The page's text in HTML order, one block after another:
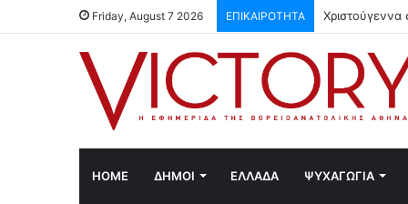
Friday, August 7 2026 ΕΠΙΚΑΙΡΟΤΗΤΑ Χριστούγεννα
HOME ΔΗΜΟΙ ΕΛΛΑΔΑ ΨΥΧΑΓΩΓΙΑ